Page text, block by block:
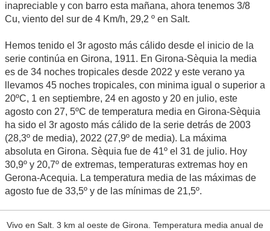
inapreciable y con barro esta mañana, ahora tenemos 3/8
Cu, viento del sur de 4 Km/h, 29,2 º en Salt.
Hemos tenido el 3r agosto más cálido desde el inicio de la
serie continúa en Girona, 1911. En Girona-Sèquia la media
es de 34 noches tropicales desde 2022 y este verano ya
llevamos 45 noches tropicales, con minima igual o superior a
20ºC, 1 en septiembre, 24 en agosto y 20 en julio, este
agosto con 27, 5ºC de temperatura media en Girona-Sèquia
ha sido el 3r agosto más cálido de la serie detrás de 2003
(28,3º de media), 2022 (27,9º de media). La máxima
absoluta en Girona. Sèquia fue de 41º el 31 de julio. Hoy
30,9º y 20,7º de extremas, temperaturas extremas hoy en
Gerona-Acequia. La temperatura media de las máximas de
agosto fue de 33,5º y de las mínimas de 21,5º.
Vivo en Salt. 3 km al oeste de Girona. Temperatura media anual de